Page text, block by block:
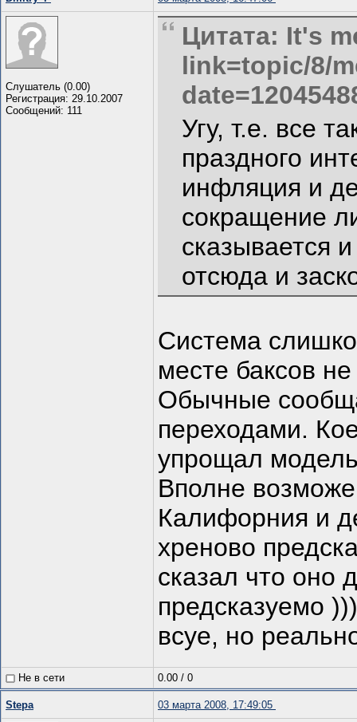
Слушатель (0.00)
Регистрация: 29.10.2007
Сообщений: 111
Цитата: It's
link=topic/8/
Угу, т.е. все
праздного
инфляция и
сокращение
сказывается
отсюда и
Система
месте баксов
Обычные
переходами.
упрощал
Вполне
Калифорния и
хреново
сказал что оно
предсказуемо
всуе, но
Не в сети 0.00 / 0
Stepa 03 марта 2008, 17:49:05